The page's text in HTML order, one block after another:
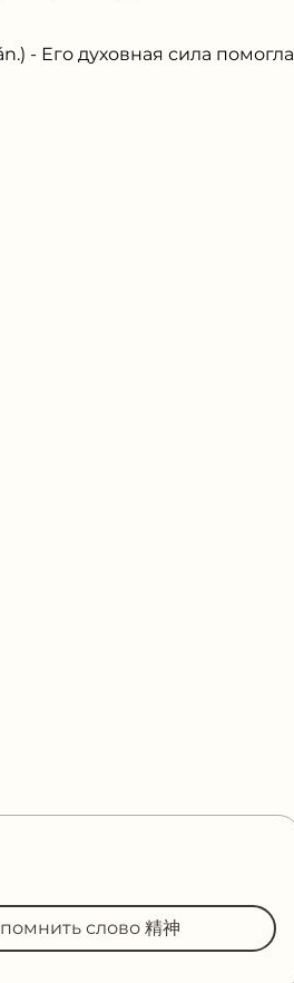
- Его духовная сила помогла
слово 精神